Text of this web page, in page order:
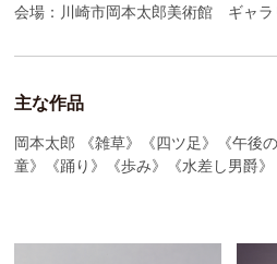
会場：川崎市岡本太郎美術館 ギャラ
主な作品
岡本太郎 《雑草》《四ツ足》《午後
童》《踊り》《歩み》《水差し男爵